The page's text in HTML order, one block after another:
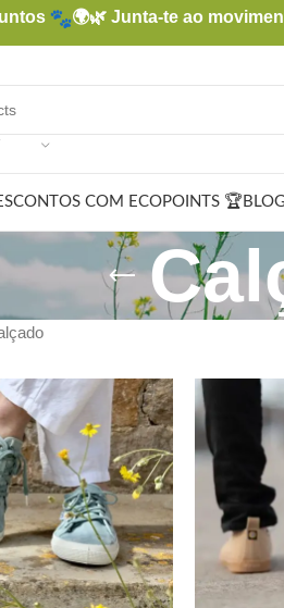
🌍🌿 Junta-te ao
COM ECOPOINTS 🏆 BLOG